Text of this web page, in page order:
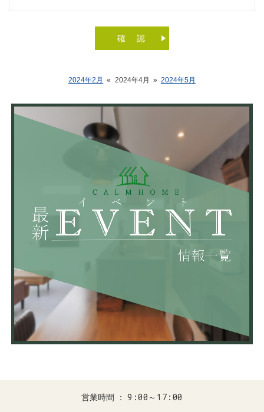
2024年2月 « 2024年4月 » 2024年5月
営業時間 9:00～17:00